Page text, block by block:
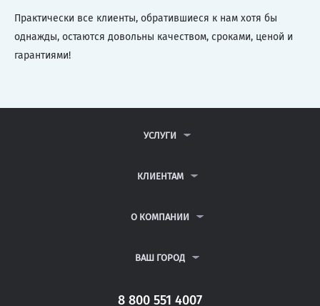
Практически все клиенты, обратившиеся к нам хотя бы
однажды, остаются довольны качеством, сроками, ценой и
гарантиями!
УСЛУГИ
ДИПЛОМНЫЕ РАБОТЫ
РЕФЕРАТЫ
КЛИЕНТАМ
ВОПРОСЫ И ОТВЕТЫ
ПОЛИТИКА КОНФИДЕНЦИАЛЬНОСТИ
О КОМПАНИИ
КОНТАКТЫ
ВАШ ГОРОД
САНКТ-ПЕТЕРБУРГ
8 800 551 4007